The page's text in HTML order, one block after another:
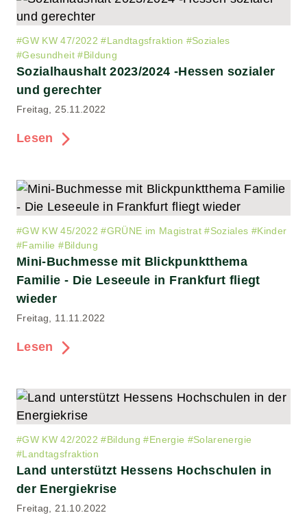
#GW KW 47/2022 #Landtagsfraktion #Soziales
#Gesundheit #Bildung
Sozialhaushalt 2023/2024 -Hessen sozialer
und gerechter
Freitag, 25.11.2022
Lesen
#GW KW 45/2022 #GRÜNE im Magistrat #Soziales #Kinder
#Familie #Bildung
Mini-Buchmesse mit Blickpunktthema
Familie - Die Leseeule in Frankfurt fliegt
wieder
Freitag, 11.11.2022
Lesen
#GW KW 42/2022 #Bildung #Energie #Solarenergie
#Landtagsfraktion
Land unterstützt Hessens Hochschulen in
der Energiekrise
Freitag, 21.10.2022